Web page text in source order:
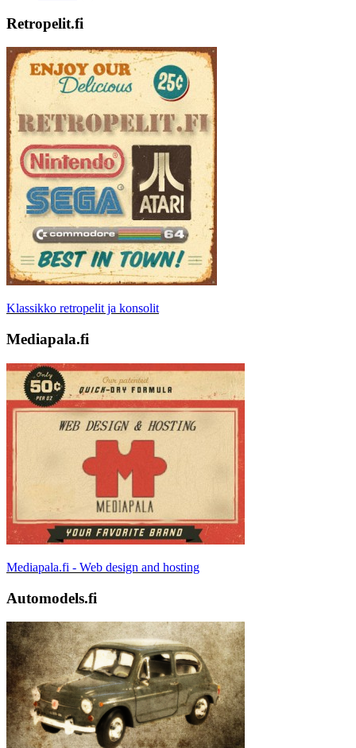
Retropelit.fi
Klassikko retropelit ja konsolit
Mediapala.fi
Mediapala.fi - Web design and hosting
Automodels.fi